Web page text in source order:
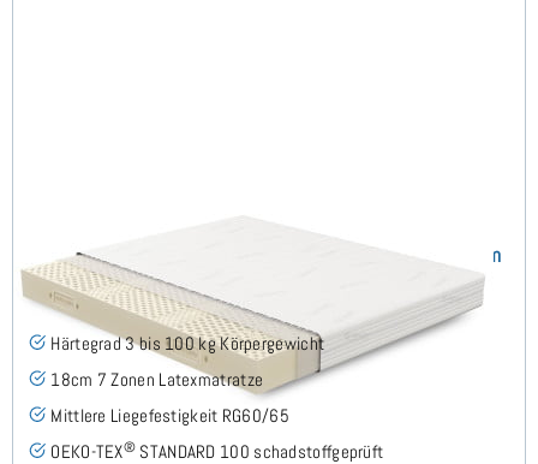
Domi H3 (TENCEL™ Lyocell) Latexmatratze 160x200 cm
Härtegrad 3 bis 100 kg Körpergewicht
18cm 7 Zonen Latexmatratze
Mittlere Liegefestigkeit RG60/65
OEKO-TEX® STANDARD 100 schadstoffgeprüft